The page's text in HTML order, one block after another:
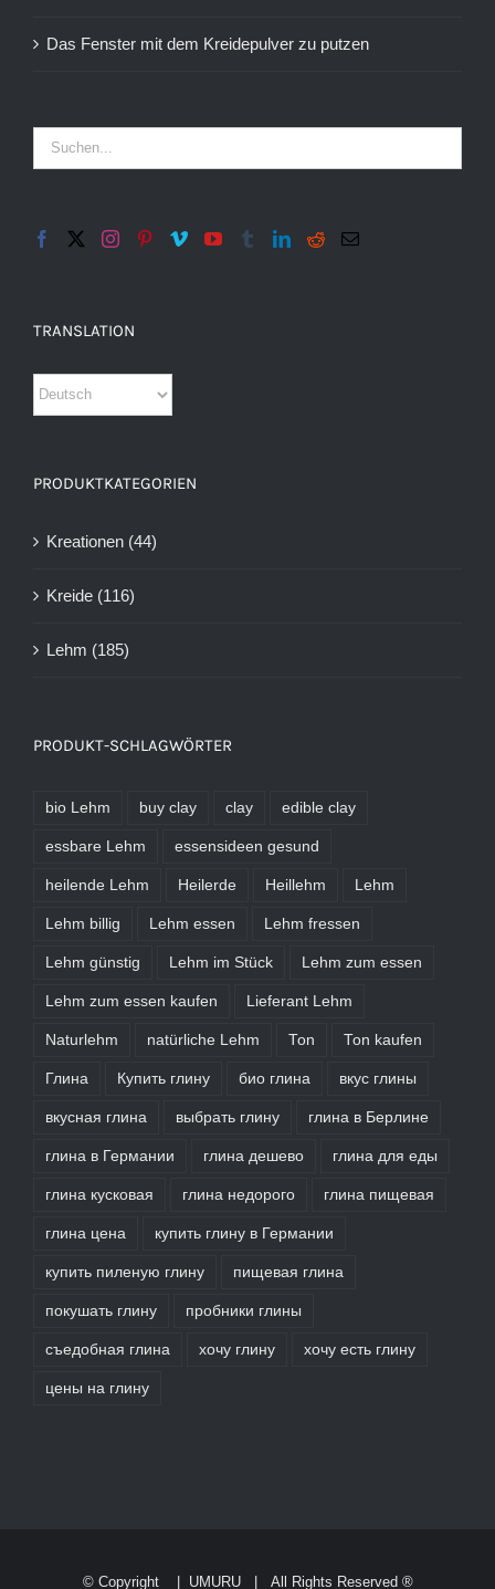
Das Fenster mit dem Kreidepulver zu putzen
TRANSLATION
PRODUKTKATEGORIEN
Kreationen (44)
Kreide (116)
Lehm (185)
PRODUKT-SCHLAGWÖRTER
bio Lehm buy clay clay edible clay
essbare Lehm essensideen gesund
heilende Lehm Heilerde Heillehm Lehm
Lehm billig Lehm essen Lehm fressen
Lehm günstig Lehm im Stück Lehm zum essen
Lehm zum essen kaufen Lieferant Lehm
Naturlehm natürliche Lehm Ton Ton kaufen
Глина Купить глину био глина вкус глины
вкусная глина выбрать глину глина в Берлине
глина в Германии глина дешево глина для еды
глина кусковая глина недорого глина пищевая
глина цена купить глину в Германии
купить пиленую глину пищевая глина
покушать глину пробники глины
съедобная глина хочу глину хочу есть глину
цены на глину
© Copyright | UMURU| All Rights Reserved ®